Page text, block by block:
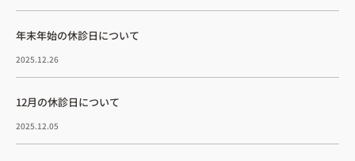
年末年始の休診日について
2025.12.26
12月の休診日について
2025.12.05